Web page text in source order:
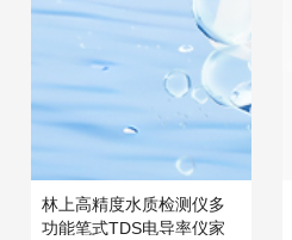
林上高精度水质检测仪多
功能笔式TDS电导率仪家